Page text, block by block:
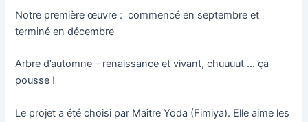
Notre première œuvre : commencé en septembre et
terminé en décembre
Arbre d’automne – renaissance et vivant, chuuuut … ça
pousse !
Le projet a été choisi par Maître Yoda (Fimiya). Elle aime les